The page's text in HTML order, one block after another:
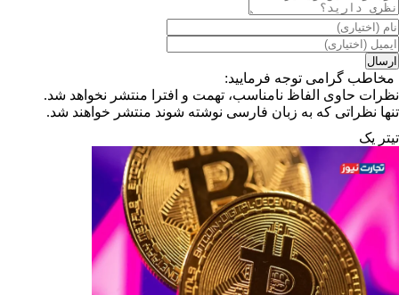
مخاطب گرامی توجه فرمایید:
نظرات حاوی الفاظ نامناسب، تهمت و افترا منتشر نخواهد شد.
تنها نظراتی که به زبان فارسی نوشته شوند منتشر خواهند شد.
تیترِ یک